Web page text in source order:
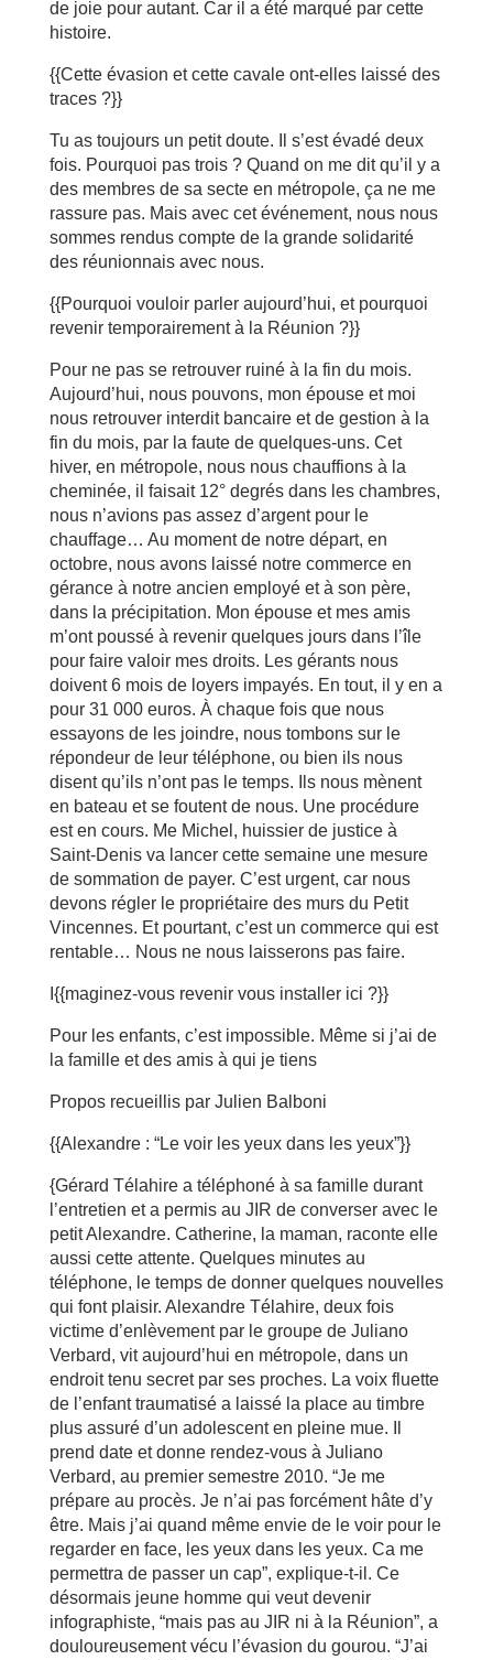
de joie pour autant. Car il a été marqué par cette
histoire.
{{Cette évasion et cette cavale ont-elles laissé des
traces ?}}
Tu as toujours un petit doute. Il s’est évadé deux
fois. Pourquoi pas trois ? Quand on me dit qu’il y a
des membres de sa secte en métropole, ça ne me
rassure pas. Mais avec cet événement, nous nous
sommes rendus compte de la grande solidarité
des réunionnais avec nous.
{{Pourquoi vouloir parler aujourd’hui, et pourquoi
revenir temporairement à la Réunion ?}}
Pour ne pas se retrouver ruiné à la fin du mois.
Aujourd’hui, nous pouvons, mon épouse et moi
nous retrouver interdit bancaire et de gestion à la
fin du mois, par la faute de quelques-uns. Cet
hiver, en métropole, nous nous chauffions à la
cheminée, il faisait 12° degrés dans les chambres,
nous n’avions pas assez d’argent pour le
chauffage… Au moment de notre départ, en
octobre, nous avons laissé notre commerce en
gérance à notre ancien employé et à son père,
dans la précipitation. Mon épouse et mes amis
m’ont poussé à revenir quelques jours dans l’île
pour faire valoir mes droits. Les gérants nous
doivent 6 mois de loyers impayés. En tout, il y en a
pour 31 000 euros. À chaque fois que nous
essayons de les joindre, nous tombons sur le
répondeur de leur téléphone, ou bien ils nous
disent qu’ils n’ont pas le temps. Ils nous mènent
en bateau et se foutent de nous. Une procédure
est en cours. Me Michel, huissier de justice à
Saint-Denis va lancer cette semaine une mesure
de sommation de payer. C’est urgent, car nous
devons régler le propriétaire des murs du Petit
Vincennes. Et pourtant, c’est un commerce qui est
rentable… Nous ne nous laisserons pas faire.
I{{maginez-vous revenir vous installer ici ?}}
Pour les enfants, c’est impossible. Même si j’ai de
la famille et des amis à qui je tiens
Propos recueillis par Julien Balboni
{{Alexandre : “Le voir les yeux dans les yeux”}}
{Gérard Télahire a téléphoné à sa famille durant
l’entretien et a permis au JIR de converser avec le
petit Alexandre. Catherine, la maman, raconte elle
aussi cette attente. Quelques minutes au
téléphone, le temps de donner quelques nouvelles
qui font plaisir. Alexandre Télahire, deux fois
victime d’enlèvement par le groupe de Juliano
Verbard, vit aujourd’hui en métropole, dans un
endroit tenu secret par ses proches. La voix fluette
de l’enfant traumatisé a laissé la place au timbre
plus assuré d’un adolescent en pleine mue. Il
prend date et donne rendez-vous à Juliano
Verbard, au premier semestre 2010. “Je me
prépare au procès. Je n’ai pas forcément hâte d’y
être. Mais j’ai quand même envie de le voir pour le
regarder en face, les yeux dans les yeux. Ca me
permettra de passer un cap”, explique-t-il. Ce
désormais jeune homme qui veut devenir
infographiste, “mais pas au JIR ni à la Réunion”, a
douloureusement vécu l’évasion du gourou. “J’ai